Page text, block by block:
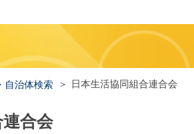
自治体検索 日本生活協同組合連合会
連合会